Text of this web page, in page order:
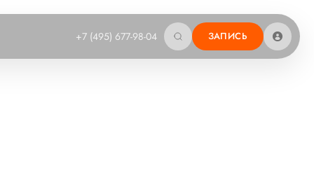
+7 (495) 677-98-04 ЗАПИСЬ